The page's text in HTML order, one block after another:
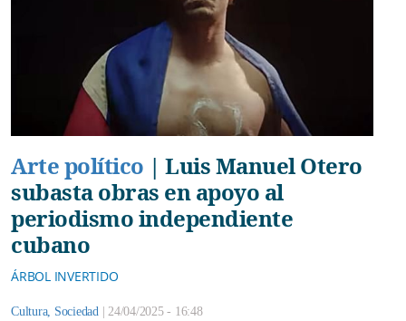
Arte político | Luis Manuel Otero
subasta obras en apoyo al
periodismo independiente
cubano
ÁRBOL INVERTIDO
Cultura, Sociedad | 24/04/2025 - 16:48